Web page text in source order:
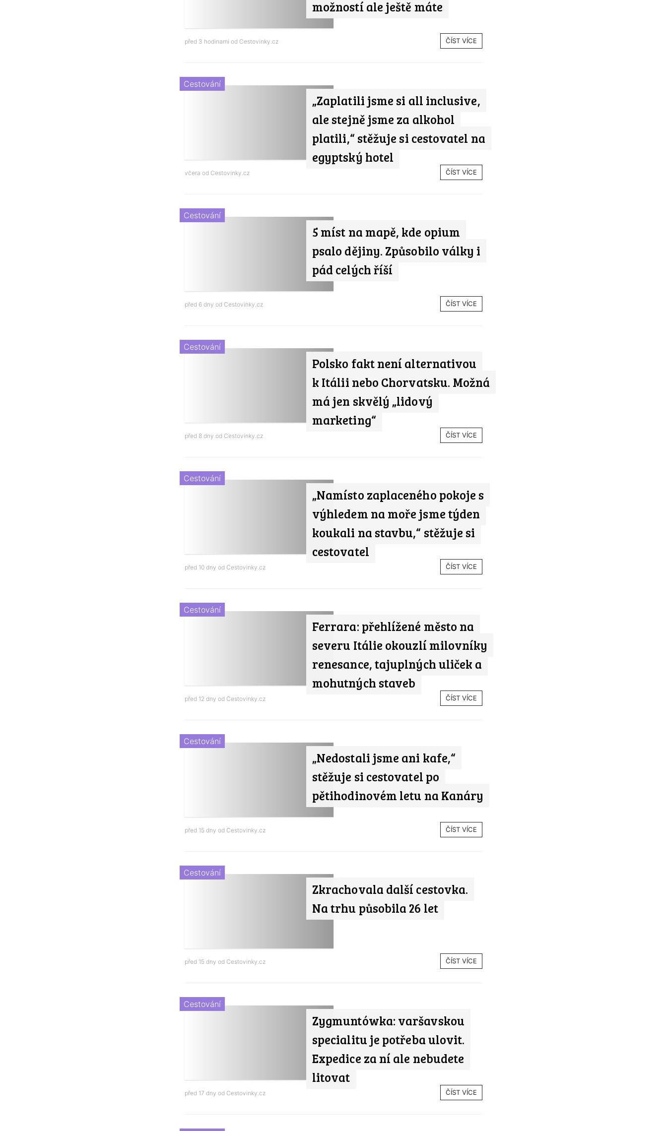
možností ale ještě máte
před 3 hodinami od Cestovinky.cz ČÍST VÍCE
„Zaplatili jsme si all inclusive,
ale stejně jsme za alkohol
platili,“ stěžuje si cestovatel na
egyptský hotel
Cestování
včera od Cestovinky.cz ČÍST VÍCE
5 míst na mapě, kde opium
psalo dějiny. Způsobilo války i
pád celých říší
Cestování
před 6 dny od Cestovinky.cz ČÍST VÍCE
Polsko fakt není alternativou
k Itálii nebo Chorvatsku. Možná
má jen skvělý „lidový
marketing“
Cestování
před 8 dny od Cestovinky.cz ČÍST VÍCE
„Namísto zaplaceného pokoje s
výhledem na moře jsme týden
koukali na stavbu,“ stěžuje si
cestovatel
Cestování
před 10 dny od Cestovinky.cz ČÍST VÍCE
Ferrara: přehlížené město na
severu Itálie okouzlí milovníky
renesance, tajuplných uliček a
mohutných staveb
Cestování
před 12 dny od Cestovinky.cz ČÍST VÍCE
„Nedostali jsme ani kafe,“
stěžuje si cestovatel po
pětihodinovém letu na Kanáry
Cestování
před 15 dny od Cestovinky.cz ČÍST VÍCE
Zkrachovala další cestovka.
Na trhu působila 26 let
Cestování
před 15 dny od Cestovinky.cz ČÍST VÍCE
Zygmuntówka: varšavskou
specialitu je potřeba ulovit.
Expedice za ní ale nebudete
litovat
Cestování
před 17 dny od Cestovinky.cz ČÍST VÍCE